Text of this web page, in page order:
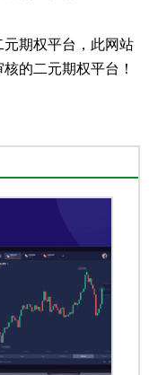
期权平台，此网站
的二元期权平台！